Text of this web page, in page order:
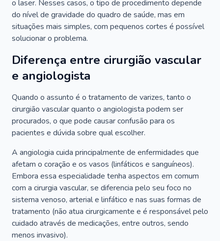
o laser. Nesses casos, o tipo de procedimento depende
do nível de gravidade do quadro de saúde, mas em
situações mais simples, com pequenos cortes é possível
solucionar o problema.
Diferença entre cirurgião vascular
e angiologista
Quando o assunto é o tratamento de varizes, tanto o
cirurgião vascular quanto o angiologista podem ser
procurados, o que pode causar confusão para os
pacientes e dúvida sobre qual escolher.
A angiologia cuida principalmente de enfermidades que
afetam o coração e os vasos (linfáticos e sanguíneos).
Embora essa especialidade tenha aspectos em comum
com a cirurgia vascular, se diferencia pelo seu foco no
sistema venoso, arterial e linfático e nas suas formas de
tratamento (não atua cirurgicamente e é responsável pelo
cuidado através de medicações, entre outros, sendo
menos invasivo).